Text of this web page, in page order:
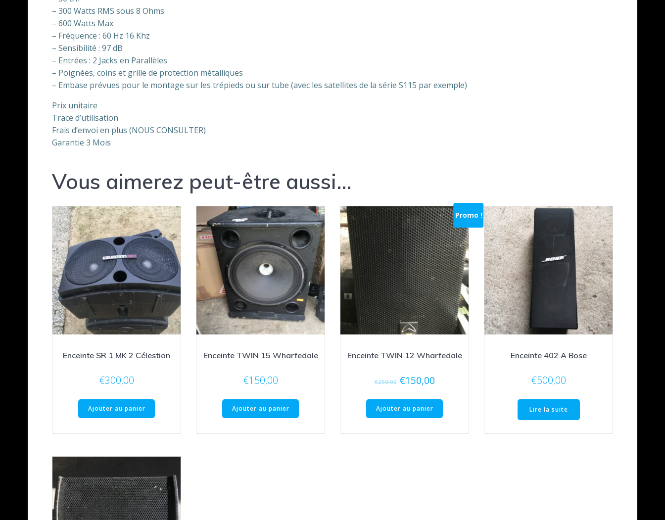
– 300 Watts RMS sous 8 Ohms
– 600 Watts Max
– Fréquence : 60 Hz 16 Khz
– Sensibilité : 97 dB
– Entrées : 2 Jacks en Parallèles
– Poignées, coins et grille de protection métalliques
– Embase prévues pour le montage sur les trépieds ou sur tube (avec les satellites de la série S115 par exemple)
Prix unitaire
Trace d’utilisation
Frais d’envoi en plus (NOUS CONSULTER)
Garantie 3 Mois
Vous aimerez peut-être aussi…
Enceinte SR 1 MK 2 Célestion
€300,00
Ajouter au panier
Enceinte TWIN 15 Wharfedale
€150,00
Ajouter au panier
Promo !
Enceinte TWIN 12 Wharfedale
€250,00 Le
initial
était :
€250,00.
€150,00Le
est :
€150,00.
Ajouter au panier
Enceinte 402 A Bose
€500,00
Lire la suite